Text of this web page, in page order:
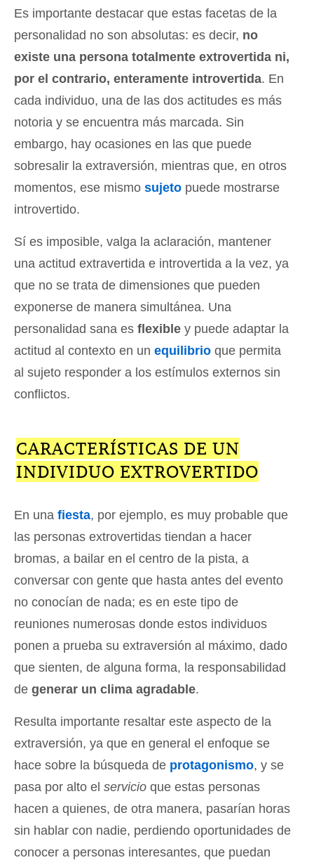
Es importante destacar que estas facetas de la
personalidad no son absolutas: es decir, no
existe una persona totalmente extrovertida ni,
por el contrario, enteramente introvertida. En
cada individuo, una de las dos actitudes es más
notoria y se encuentra más marcada. Sin
embargo, hay ocasiones en las que puede
sobresalir la extraversión, mientras que, en otros
momentos, ese mismo sujeto puede mostrarse
introvertido.
Sí es imposible, valga la aclaración, mantener
una actitud extravertida e introvertida a la vez, ya
que no se trata de dimensiones que pueden
exponerse de manera simultánea. Una
personalidad sana es flexible y puede adaptar la
actitud al contexto en un equilibrio que permita
al sujeto responder a los estímulos externos sin
conflictos.
CARACTERÍSTICAS DE UN
INDIVIDUO EXTROVERTIDO
En una fiesta, por ejemplo, es muy probable que
las personas extrovertidas tiendan a hacer
bromas, a bailar en el centro de la pista, a
conversar con gente que hasta antes del evento
no conocían de nada; es en este tipo de
reuniones numerosas donde estos individuos
ponen a prueba su extraversión al máximo, dado
que sienten, de alguna forma, la responsabilidad
de generar un clima agradable.
Resulta importante resaltar este aspecto de la
extraversión, ya que en general el enfoque se
hace sobre la búsqueda de protagonismo, y se
pasa por alto el servicio que estas personas
hacen a quienes, de otra manera, pasarían horas
sin hablar con nadie, perdiendo oportunidades de
conocer a personas interesantes, que puedan